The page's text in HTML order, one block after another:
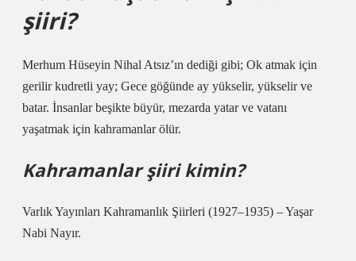
şiiri?
Merhum Hüseyin Nihal Atsız’ın dediği gibi; Ok atmak için
gerilir kudretli yay; Gece göğünde ay yükselir, yükselir ve
batar. İnsanlar beşikte büyür, mezarda yatar ve vatanı
yaşatmak için kahramanlar ölür.
Kahramanlar şiiri kimin?
Varlık Yayınları Kahramanlık Şiirleri (1927–1935) – Yaşar
Nabi Nayır.